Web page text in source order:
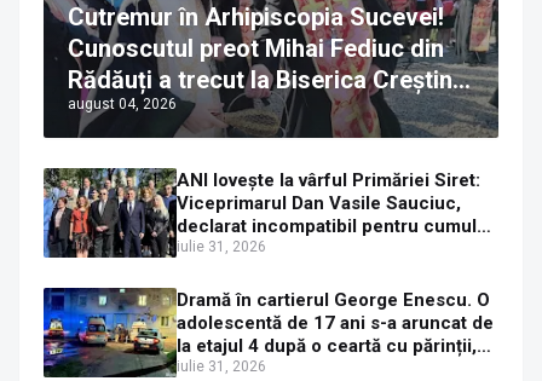
Cutremur în Arhipiscopia Sucevei!
Cunoscutul preot Mihai Fediuc din
Rădăuți a trecut la Biserica Creștină
Ortodoxă Valahă. ÎPS Calinic anunță
că îi pregătește judecata canonică
august 04, 2026
ANI lovește la vârful Primăriei Siret:
Viceprimarul Dan Vasile Sauciuc,
declarat incompatibil pentru cumul
de funcții
iulie 31, 2026
Dramă în cartierul George Enescu. O
adolescentă de 17 ani s-a aruncat de
la etajul 4 după o ceartă cu părinții,
pe fondul consumului de alcool în
iulie 31, 2026